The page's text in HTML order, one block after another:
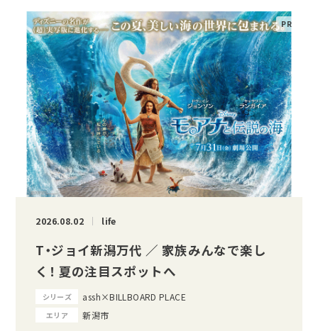
2026.08.02 life
T・ジョイ新潟万代 ／ 家族みんなで楽し
く！ 夏の注目スポットへ
シリーズ assh×BILLBOARD PLACE
エリア 新潟市